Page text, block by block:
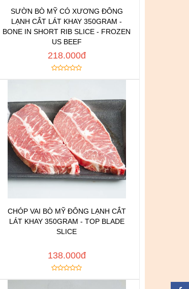
Chat để được tư vấn
Thêm vào yêu thích
Copy đường dẫn
SƯỜN BÒ MỸ CÓ XƯƠNG ĐÔNG
LẠNH CẮT LÁT KHAY 350GRAM -
BONE IN SHORT RIB SLICE - FROZEN
US BEEF
218.000đ
Chat để được tư vấn
Thêm vào yêu thích
CHÓP VAI BÒ MỸ ĐÔNG LẠNH CẮT
LÁT KHAY 350GRAM - TOP BLADE
SLICE
138.000đ